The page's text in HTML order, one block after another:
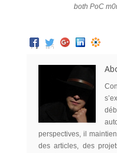
both PoC
perspectives, il
des articles, des